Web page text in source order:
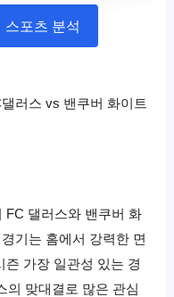
스포츠 분석
러스 vs 밴쿠버 화이트
FC 댈러스와 밴쿠버 화
기는 홈에서 강력한 면
즌 가장 일관성 있는 경
의 맞대결로 많은 관심